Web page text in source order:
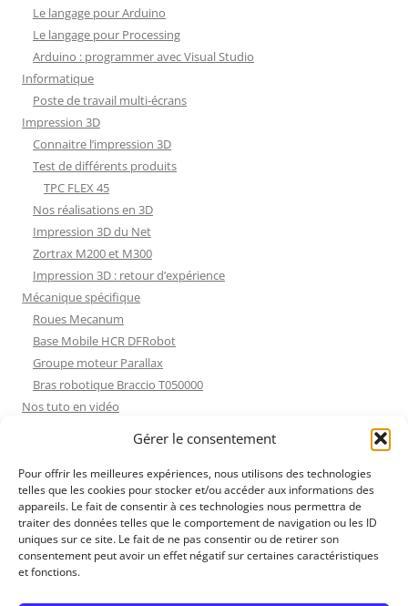
Gérer le consentement
Pour offrir les meilleures expériences, nous utilisons des technologies
telles que les cookies pour stocker et/ou accéder aux informations des
appareils. Le fait de consentir à ces technologies nous permettra de
traiter des données telles que le comportement de navigation ou les ID
uniques sur ce site. Le fait de ne pas consentir ou de retirer son
consentement peut avoir un effet négatif sur certaines caractéristiques
et fonctions.
Le langage pour Arduino
Le langage pour Processing
Arduino : programmer avec Visual Studio
Informatique
Poste de travail multi-écrans
Impression 3D
Connaitre l’impression 3D
Test de différents produits
TPC FLEX 45
Nos réalisations en 3D
Impression 3D du Net
Zortrax M200 et M300
Impression 3D : retour d’expérience
Mécanique spécifique
Roues Mecanum
Base Mobile HCR DFRobot
Groupe moteur Parallax
Bras robotique Braccio T050000
Nos tuto en vidéo
Les Moteurs Pas à Pas
Projets Processing
Amélioration de l’habitat
Tir sportif
Fichiers dessin
Fichiers dessin